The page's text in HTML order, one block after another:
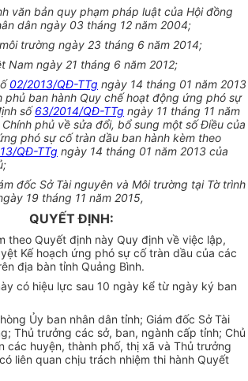
văn bản quy phạm pháp luật của Hội đồng
dân ngày 03 tháng 12 năm 2004;
trường ngày 23 tháng 6 năm 2014;
Nam ngày 21 tháng 6 năm 2012;
02/2013/QĐ-TTg ngày 14 tháng 01 năm 2013
phủ ban hành Quy chế hoạt động ứng phó sự
số63/2014/QĐ-TTg ngày 11 tháng 11 năm
phủ về sửa đổi, bổ sung một số Điều của
phó sự cố tràn dầu ban hành kèm theo
QĐ-TTg ngày 14 tháng 01 năm 2013 của
đốc Sở Tài nguyên và Môi trường tại Tờ trình
19 tháng 11 năm 2015,
QUYẾT ĐỊNH:
theo Quyết định này Quy định về việc lập,
Kế hoạch ứng phó sự cố tràn dầu của các
địa bàn tỉnh Quảng Bình.
có hiệu lực sau 10 ngày kể từ ngày ký ban
Ủy ban nhân dân tỉnh; Giám đốc Sở Tài
Thủ trưởng các sở, ban, ngành cấp tỉnh; Chủ
các huyện, thành phố, thị xã và Thủ trưởng
liên quan chịu trách nhiệm thi hành Quyết